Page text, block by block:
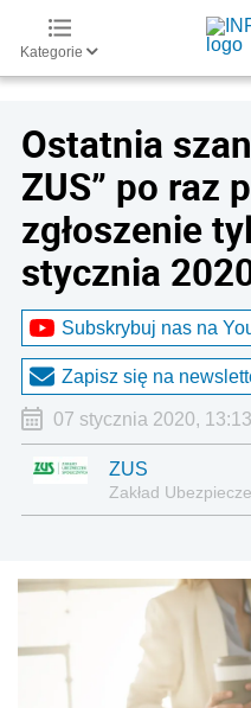
Kategorie
Ostatnia
ZUS” po raz
zgłoszenie
stycznia
Subskrybuj nas na
Zapisz się na
07 stycznia 2020, 13:13
ZUS
Zakład